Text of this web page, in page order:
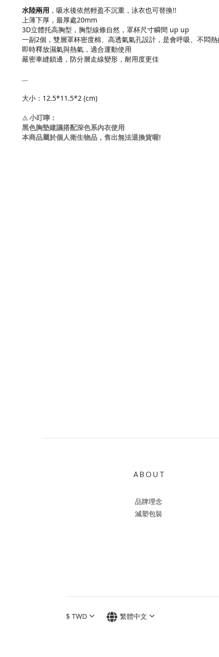
水陸兩用 ，吸水後依然輕盈不沉重，泳衣也可替換!!
上薄下厚，最厚處20mm
3D立體托高胸型，胸型線條自然，罩杯尺寸瞬間 up up
一副2個，雙層罩杯密度棉、高透氣氣孔設計，是會呼吸、不悶
即時釋放濕氣與熱氣，適合運動使用
嚴密車縫鎖邊，防分層走線變形，耐用度更佳
...
大小：12.5*11.5*2 (cm)
⚠️ 小叮嚀：
黑色胸墊建議搭配深色系內衣使用
本商品屬於個人衛生物品，售出無法退換貨喔!
A B O U T
品牌理念
減塑包裝
$ TWD 繁體中文